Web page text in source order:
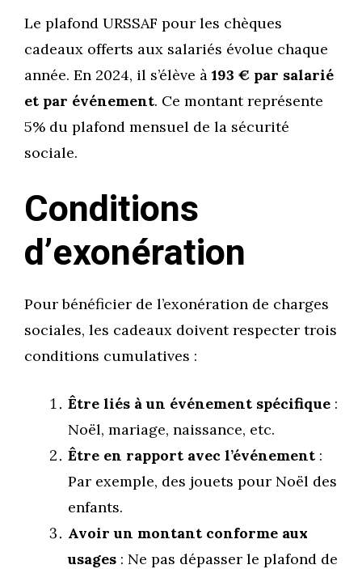
Le plafond URSSAF pour les chèques
cadeaux offerts aux salariés évolue chaque
année. En 2024, il s’élève à 193 € par salarié
et par événement. Ce montant représente
5% du plafond mensuel de la sécurité
sociale.
Conditions
d’exonération
Pour bénéficier de l’exonération de charges
sociales, les cadeaux doivent respecter trois
conditions cumulatives :
Être liés à un événement spécifique :
Noël, mariage, naissance, etc.
Être en rapport avec l’événement :
Par exemple, des jouets pour Noël des
enfants.
Avoir un montant conforme aux
usages : Ne pas dépasser le plafond de